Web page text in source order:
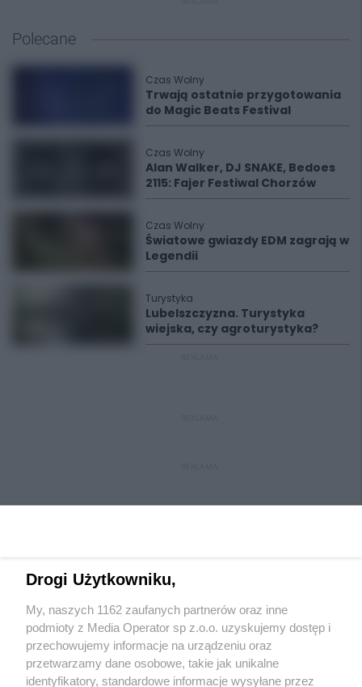
Polecane
Czas Wolny
Trwają ostatnie przygotowania
do Magic Beats Festival
Czas Wolny
Alan Walker, DJ SNAKE, Bedoes
2115: Fajer Festiwal Chorzów
Czas Wolny
Światowe gwiazdy EDM zagrają w
Legendii
Turystyka
Lubelszczyzna. Turystyka
wiejska, czy agroturystyka?
Wydawca mediówlokalnych
Drogi Użytkowniku,
My, naszych 1162 zaufanych partnerów oraz inne
podmioty z Media Operator sp z.o.o. uzyskujemy dostęp i
przechowujemy informacje na urządzeniu oraz
przetwarzamy dane osobowe, takie jak unikalne
identyfikatory, standardowe informacje wysyłane przez